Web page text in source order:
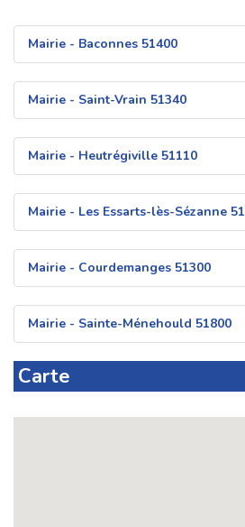
Mairie - Baconnes 51400
Mairie - Saint-Vrain 51340
Mairie - Heutrégiville 51110
Mairie - Les Essarts-lès-Sézanne
Mairie - Courdemanges 51300
Mairie - Sainte-Ménehould 51800
Carte